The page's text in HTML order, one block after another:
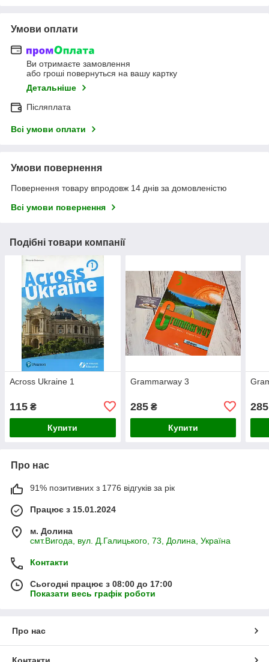
Умови оплати
Ви отримаєте замовлення
або гроші повернуться на вашу картку
Детальніше
Післяплата
Всі умови оплати
Умови повернення
Повернення товару впродовж 14 днів за домовленістю
Всі умови повернення
Подібні товари компанії
Across Ukraine 1
115 ₴
Купити
Grammarway 3
285₴
Купити
285
Про нас
91% позитивних з 1776 відгуків за рік
Працює з 15.01.2024
м. Долина
смт.Вигода, вул. Д.Галицького, 73, Долина, Україна
Контакти
Сьогодні працює з 08:00 до 17:00
Показати весь графік роботи
Про нас